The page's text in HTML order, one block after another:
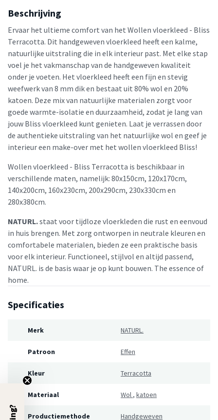
Beschrijving
Ervaar het ultieme comfort van het Wollen vloerkleed - Bliss
Terracotta. Dit handgeweven vloerkleed heeft een kalme,
natuurlijke uitstraling die in elk interieur past. Met elke stap
voel je het vakmanschap van de handgeweven kwaliteit
onder je voeten. Het vloerkleed heeft een fijn en stevig
weefwerk van 8 mm dik en bestaat uit 80% wol en 20%
katoen. Deze mix van natuurlijke materialen zorgt voor
goede warmte-isolatie en duurzaamheid, zodat je lang van
jouw Bliss vloerkleed kunt genieten. Laat je verrassen door
de authentieke uitstraling van het natuurlijke wol en geef je
interieur een make-over met het wollen vloerkleed Bliss!
Wollen vloerkleed - Bliss Terracotta is beschikbaar in
verschillende maten, namelijk: 80x150cm, 120x170cm,
140x200cm, 160x230cm, 200x290cm, 230x330cm en
280x380cm.
NATURL.staat voor tijdloze vloerkleden die rust en eenvoud
in huis brengen. Met zorg ontworpen in neutrale kleuren en
comfortabele materialen, bieden ze een praktische basis
voor elk interieur. Functioneel, stijlvol en altijd passend,
NATURL. is de basis waar je op kunt bouwen. The essence of
home.
Specificaties
Merk NATURL.
Patroon Effen
Kleur Terracotta
Materiaal Wol , katoen
Productiemethode Handgeweven